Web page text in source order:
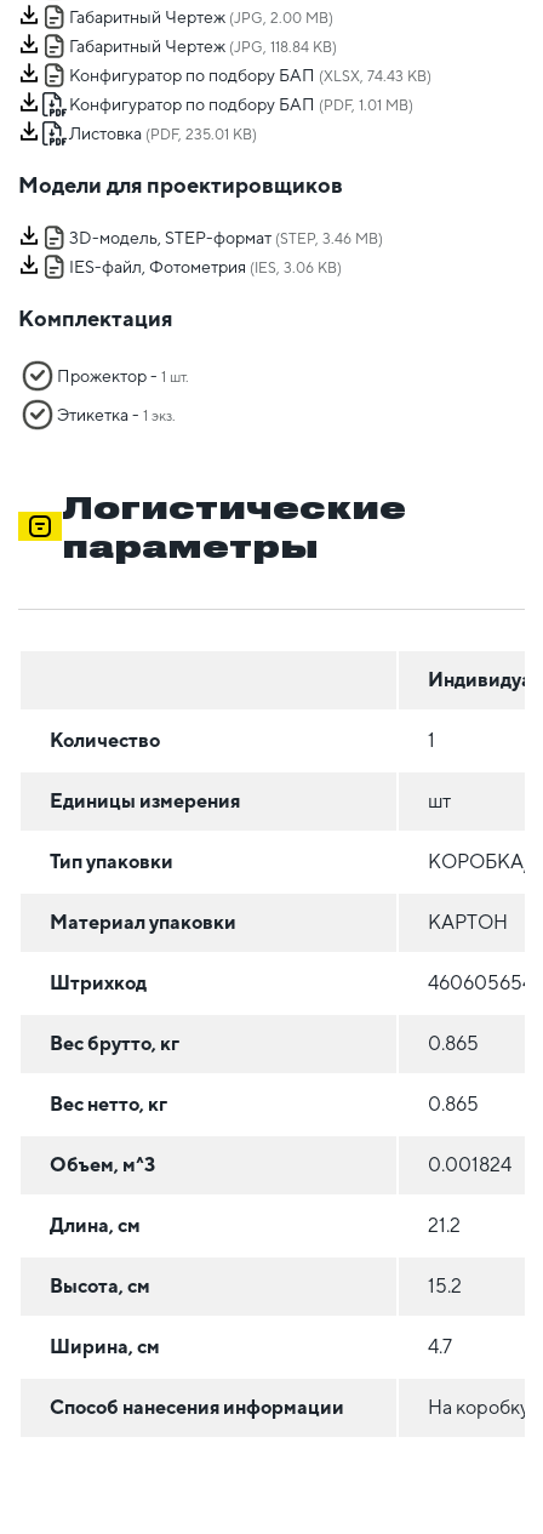
Габаритный Чертеж (JPG, 2.00 MB)
Габаритный Чертеж (JPG, 118.84 KB)
Конфигуратор по подбору БАП (XLSX, 74.43 KB)
Конфигуратор по подбору БАП (PDF, 1.01 MB)
Листовка (PDF, 235.01 KB)
Модели для проектировщиков
3D-модель, STEP-формат (STEP, 3.46 MB)
IES-файл, Фотометрия (IES, 3.06 KB)
Комплектация
Прожектор - 1 шт.
Этикетка - 1 экз.
Логистические
параметры
Количество 1
Единицы измерения шт
Тип упаковки КОРОБКА/
Материал упаковки КАРТОН
Штрихкод
Вес брутто, кг 0.865
Вес нетто, кг 0.865
Объем, м^3 0.001824
Длина, см 21.2
Высота, см 15.2
Ширина, см 4.7
Способ нанесения информации На коробку